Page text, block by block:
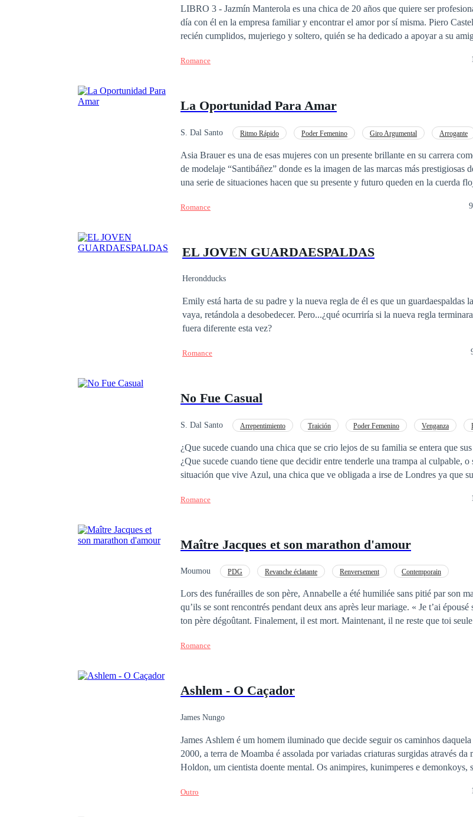
LIBRO 3 - Jazmín Manterola es una chica de 20 años que quiere ser
día con él en la empresa familiar y encontrar el amor por sí misma. Piero
recién cumplidos, mujeriego y soltero, quién se ha dedicado a apoyar a su
el destino los separará al día siguiente. ¿Llegarán a tener una segunda
Romance
La Oportunidad Para Amar
S. Dal Santo Ritmo Rápido Poder Femenino Giro Argumental Arrogante
Asia Brauer es una de esas mujeres con un presente brillante en su carrera
de modelaje “Santibáñez” donde es la imagen de las marcas más prestigiosas
una serie de situaciones hacen que su presente y futuro queden en la cuerda
Dos Santos, los cuales hace que la mayoría de las marcas que representa
lo cambia todo cuando ambos descubren que son exactamente la solución que
descubrir algunos secretos que lo complica todo? ¿Y si ese acuerdo es la
ESTA REGISTRADA EN SAFE CREATIVE . Copyright © 2006014207242
Romance
EL JOVEN GUARDAESPALDAS
Herondducks
Emily está harta de su padre y la nueva regla de él es que un guardaespaldas
vaya, retándola a desobedecer. Pero...¿qué ocurriría si la nueva regla
fuera diferente esta vez?
Romance
No Fue Casual
S. Dal Santo Arrepentimiento Traición Poder Femenino Venganza
¿Que sucede cuando una chica que se crio lejos de su familia se entera que
¿Que sucede cuando tiene que decidir entre tenderle una trampa al culpable, o
situación que vive Azul, una chica que ve obligada a irse de Londres ya que
amor y con problemas por resolver; él, Santiago, un soñador enamorado de la
2006014206313
Romance
Maître Jacques et son marathon d'amour
Moumou PDG Revanche éclatante Renversement Contemporain
Lors des funérailles de son père, Annabelle a été humiliée sans pitié par son
qu’ils se sont rencontrés pendant deux ans après leur mariage. « Je t’ai
ton père dégoûtant. Finalement, il est mort. Maintenant, il ne reste que toi
quant à elle, a été chassée de la maison, devenant ainsi une sans-le-
jusqu'aux moelles, et la hait à mort ......
Romance
Ashlem - O Caçador
James Nungo
James Ashlem é um homem iluminado que decide seguir os caminhos daquela geração - Caçar. A partir do
2000, a terra de Moamba é assolada por variadas criaturas surgidas através da
Holdon, um cientista doente mental. Os animpires, kunimperes e demonkoys,
crescer a ver o sofrimento e caçadores a perderem a guerra para as criaturas,
Outro